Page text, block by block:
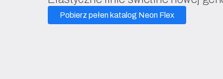
Pobierz pełen katalog Neon Flex